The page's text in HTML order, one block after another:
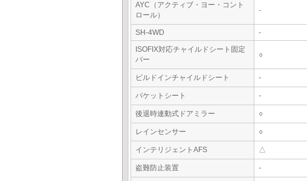
AYC（アクティブ・ヨー・コント
ロール）
-
SH-4WD
-
ISOFIX対応チャイルドシート固定
バー
○
ビルドインチャイルドシート -
バケットシート -
後退時連動式ドアミラー ○
レインセンサー ○
インテリジェントAFS △
盗難防止装置 -